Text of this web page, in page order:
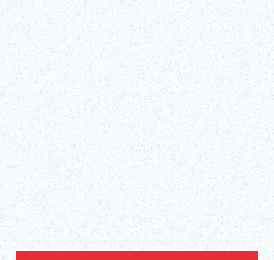
Tue, Apr 1, 2025 - Sun, Dec 27, 2026
TBS赤坂ACT剧场
获取门票！ （外部链接）